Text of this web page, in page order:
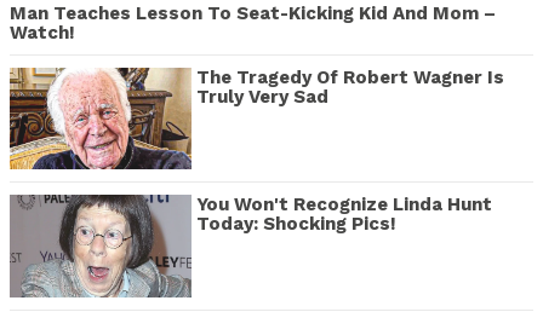
Man Teaches Lesson To Seat-Kicking Kid And Mom –
Watch!
The Tragedy Of Robert Wagner Is
Truly Very Sad
You Won't Recognize Linda Hunt
Today: Shocking Pics!